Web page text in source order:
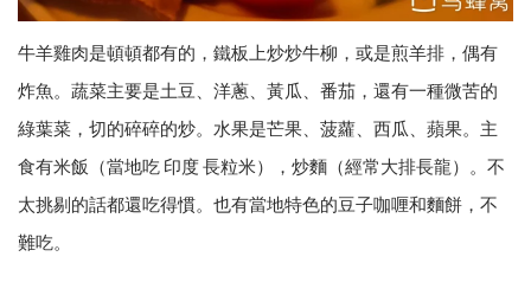
牛羊雞肉是頓頓都有的，鐵板上炒炒牛柳，或是煎羊排，偶有
炸魚。蔬菜主要是土豆、洋蔥、黃瓜、番茄，還有一種微苦的
綠葉菜，切的碎碎的炒。水果是芒果、菠蘿、西瓜、蘋果。主
食有米飯（當地吃 印度 長粒米），炒麵（經常大排長龍）。不
太挑剔的話都還吃得慣。也有當地特色的豆子咖喱和麵餅，不
難吃。